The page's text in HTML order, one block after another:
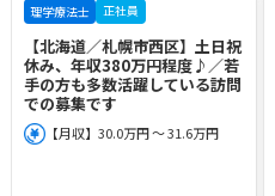
理学療法士 正社員
【北海道／札幌市西区】土日祝
休み、年収380万円程度♪／若
手の方も多数活躍している訪問
での募集です
【月収】30.0万円 ～ 31.6万円